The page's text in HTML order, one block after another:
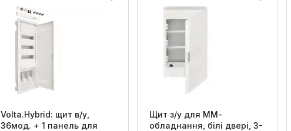
Volta.Hybrid: щит в/у,
36мод. + 1 панель для
Щит з/у для ММ-
обладнання, білі двері, 3-